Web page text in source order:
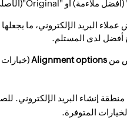
البريد الإلكتروني، ما
أفضل لدى المستلم.
منAlignment options
إنشاء البريد الإلكتروني.